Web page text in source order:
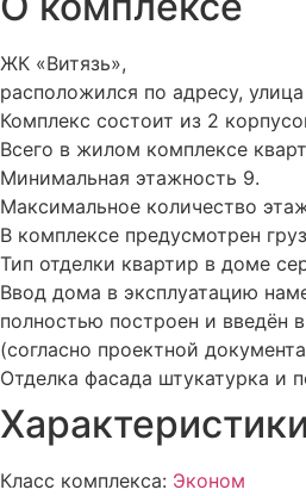
ЖК «Витязь»,
расположился по адресу,
Комплекс состоит из 2
Всего в жилом комплексе
Минимальная этажность 9.
Максимальное количество
В комплексе предусмотрен
Тип отделки квартир в доме
Ввод дома в эксплуатацию
полностью построен и введён
(согласно проектной
Отделка фасада штукатурка и
Класс комплекса: Эконом